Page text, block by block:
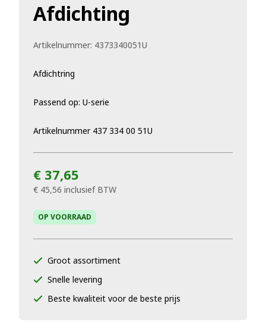
Afdichting
Artikelnummer: 4373340051U
Afdichtring
Passend op: U-serie
Artikelnummer 437 334 00 51U
€ 37,65
€ 45,56 inclusief BTW
OP VOORRAAD
Groot assortiment
Snelle levering
Beste kwaliteit voor de beste prijs